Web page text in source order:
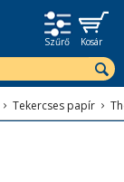
Szűrő Kosár
Tekercses papír